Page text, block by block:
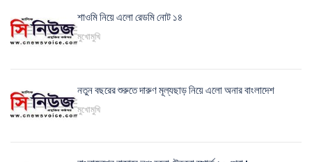
শাওমি নিয়ে এলো রেডমি নোট ১৪
মুখোমুখি
নতুন বছরের শুরুতে দারুণ মূল্যছাড় নিয়ে এলো অনার বাংলাদেশ
মুখোমুখি